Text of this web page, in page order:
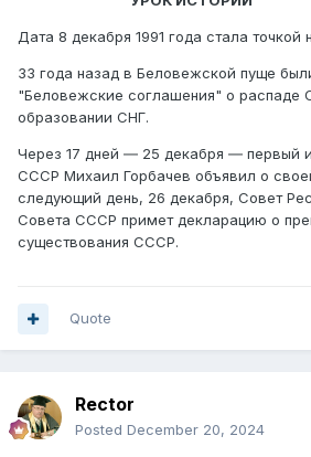
Дата 8 декабря 1991 года стала
33 года назад в Беловежской пуще
"Беловежские соглашения" о распаде
образовании СНГ.
Через 17 дней ― 25 декабря ― первый
СССР Михаил Горбачев объявил о
следующий день, 26 декабря, Совет
Совета СССР примет декларацию о
существования СССР.
Quote
Rector
Posted December 20, 2024